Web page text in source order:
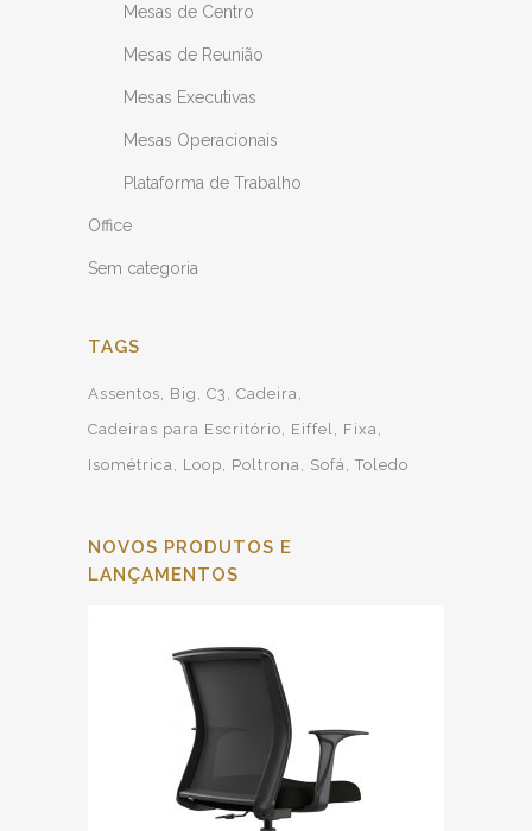
Mesas de Centro
Mesas de Reunião
Mesas Executivas
Mesas Operacionais
Plataforma de Trabalho
Office
Sem categoria
TAGS
Assentos Big C3
Cadeira
Cadeiras para Escritório
Eiffel
Fixa
Isométrica
Loop Poltrona Sofá Toledo
NOVOS PRODUTOS E
LANÇAMENTOS